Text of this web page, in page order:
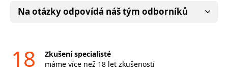
Na otázky odpovídá náš tým odborníků
18
Zkušení specialisté
máme více než 18 let zkušeností